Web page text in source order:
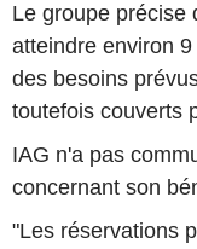
Le groupe précise
atteindre environ
des besoins
toutefois couverts
IAG n'a pas
concernant son
"Les réservations